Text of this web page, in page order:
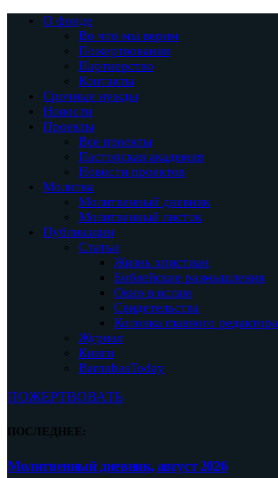
О фонде
Во что мы верим
Пожертвования
Партнерство
Контакты
Срочные нужды
Новости
Проекты
Все проекты
Пасторская академия
Новости проектов
Молитва
Молитвенный дневник
Молитвенный листок
Публикации
Статьи
Жизнь христиан
Библейские размышления
Окно в ислам
Свидетельства
Колонка главного редактора
Журнал
Книги
BarnabasToday
ПОЖЕРТВОВАТЬ
ПОСЛЕДНЕЕ:
Молитвенный дневник, август 2026